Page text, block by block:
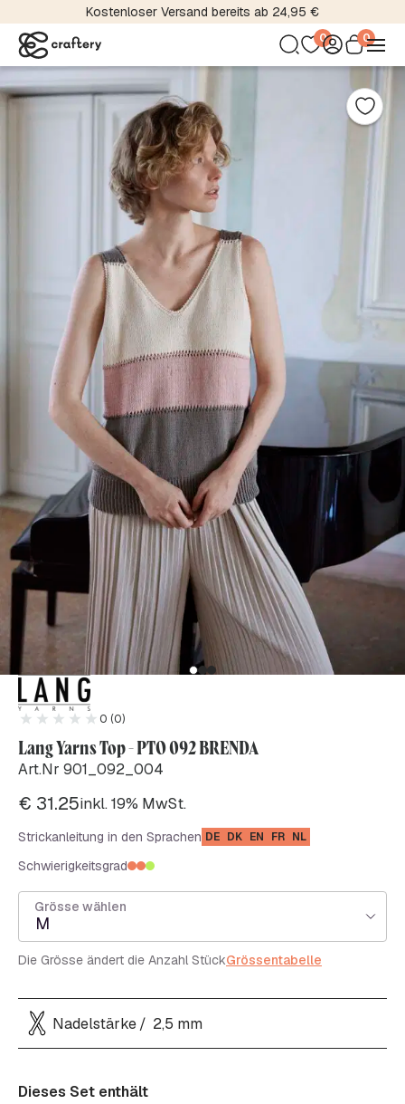
Kostenloser Versand bereits ab 24,95 €
0 0
0 (0)
Lang Yarns Top - PTO 092 BRENDA
Art.Nr 901_092_004
€ 31.25inkl. 19% MwSt.
Strickanleitung in den Sprachen DE DK EN FR NL
Schwierigkeitsgrad
Grösse wählen
M
Die Grösse ändert die Anzahl StückGrössentabelle
Nadelstärke 2,5 mm
Dieses Set enthält